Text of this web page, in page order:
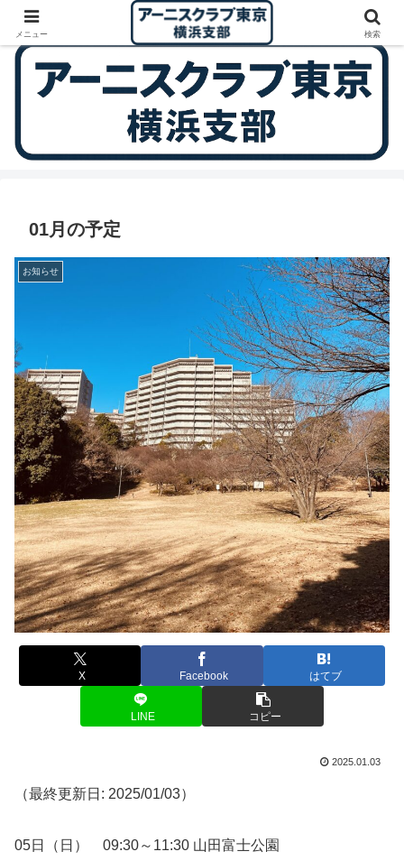
Arnis Club Tokyo - Yokohama Training Group
01月の予定
お知らせ
X Facebook はてブ
LINE コピー
2025.01.03
（最終更新日: 2025/01/03）
05日（日） 09:30～11:30 山田富士公園
メニュー 検索